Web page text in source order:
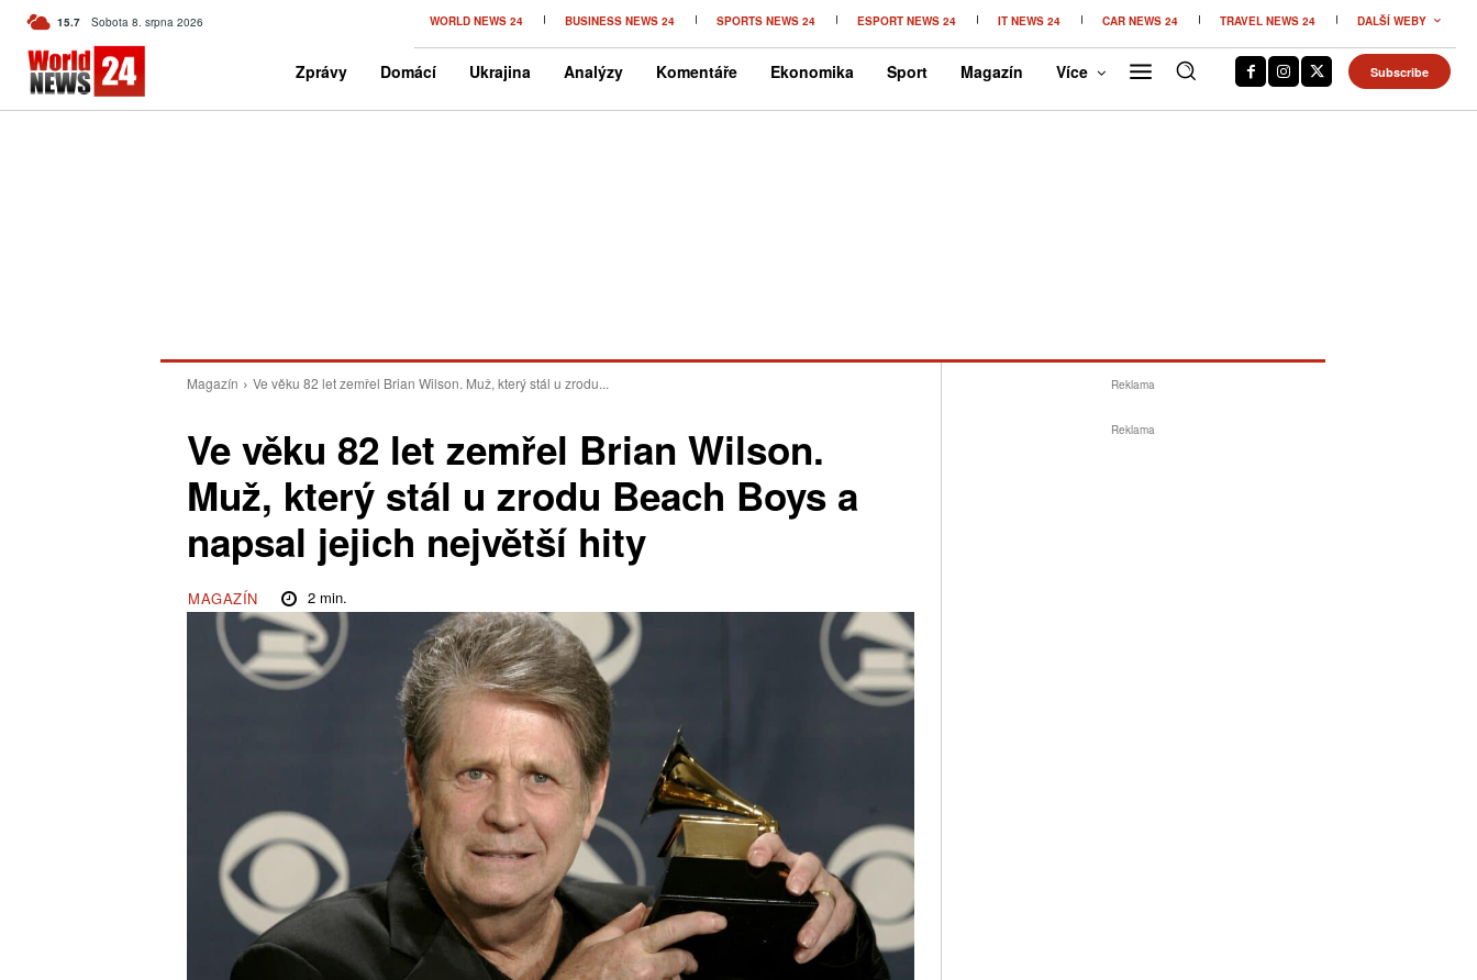
15.7 C Czech
Sobota 8. srpna 2026 WORLD NEWS 24 BUSINESS NEWS 24 SPORTS NEWS 24 ESPORT NEWS 24 IT NEWS 24 CAR NEWS 24 TRAVEL NEWS 24 DALŠÍ WEBY
Zprávy Domácí Ukrajina Analýzy Komentáře Ekonomika Sport Magazín Více Subscribe
Magazín Ve věku 82 let zemřel Brian Wilson. Muž, který stál u zrodu...
Ve věku 82 let zemřel Brian Wilson.
Muž, který stál u zrodu Beach Boys a
napsal jejich největší hity
MAGAZÍN 2min.
Reklama
Reklama